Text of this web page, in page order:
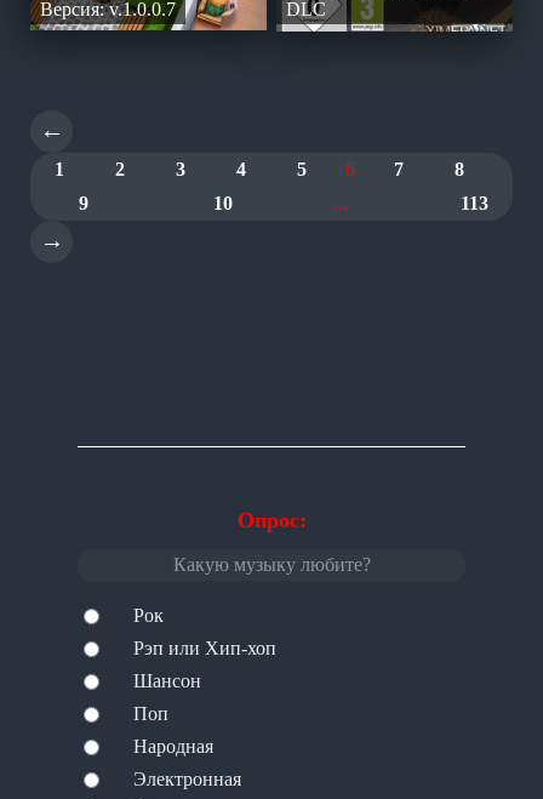
Опрос:
Какую музыку любите?
Рок
Рэп или Хип-хоп
Шансон
Поп
Народная
Электронная
Версия: v.1.0.0.7
DLC
←
1 2 3 4 5 6 7
8
9
10 ... 113
→